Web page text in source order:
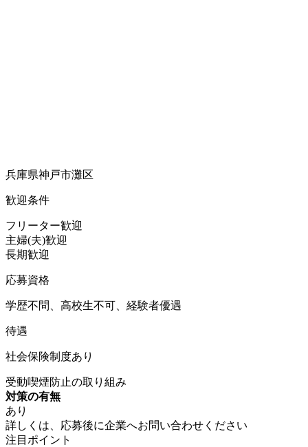
兵庫県神戸市灘区
歓迎条件
フリーター歓迎
主婦(夫)歓迎
長期歓迎
応募資格
学歴不問、高校生不可、経験者優遇
待遇
社会保険制度あり
受動喫煙防止の取り組み
対策の有無
あり
詳しくは、応募後に企業へお問い合わせください
注目ポイント